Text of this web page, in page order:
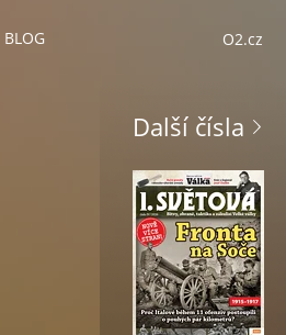
BLOG O2.cz
Další čísla